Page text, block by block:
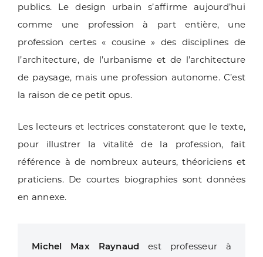
publics. Le design urbain s’affirme aujourd’hui
comme une profession à part entière, une
profession certes « cousine » des disciplines de
l’archi­tecture, de l’urbanisme et de l’architecture
de paysage, mais une profession autonome. C’est
la raison de ce petit opus.
Les lecteurs et lectrices constateront que le texte,
pour illustrer la vitalité de la profession, fait
référence à de nombreux auteurs, théoriciens et
praticiens. De courtes biographies sont données
en annexe.
Michel Max Raynaudest professeur à